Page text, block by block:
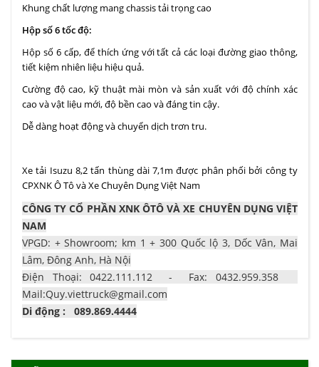
Khung chất lượng mang chassis tải trọng cao
Hộp số 6 tốc độ:
Hộp số 6 cấp, để thích ứng với tất cả các loại đường giao thông,
tiết kiệm nhiên liệu hiệu quả.
Cường độ cao, kỹ thuật mài mòn và sản xuất với độ chính xác
cao và vật liệu mới, độ bền cao và đáng tin cậy.
Dễ dàng hoạt động và chuyển dịch trơn tru.
Xe tải Isuzu 8,2 tấn thùng dài 7,1m được phân phối bởi công ty
CPXNK Ô Tô và Xe Chuyên Dụng Việt Nam
CÔNG TY CỔ PHẦN XNK ÔTÔ VÀ XE CHUYÊN DỤNG VIỆT
NAM
VPGD: + Showroom; km 1 + 300 Quốc lộ 3, Dốc Vân, Mai
Lâm, Đông Anh, Hà Nội
Điện Thoại: 0422.111.112 - Fax: 0432.959.358
Mail:Quy.viettruck@gmail.com
Di động : 089.869.4444